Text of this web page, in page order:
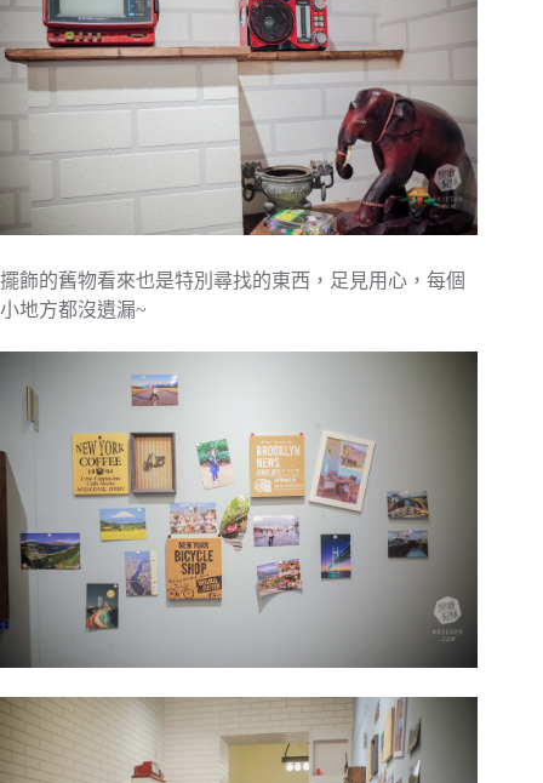
擺飾的舊物看來也是特別尋找的東西，足見用心，每個
小地方都沒遺漏~